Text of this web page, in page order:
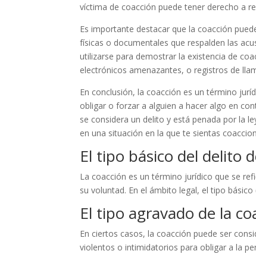
víctima de coacción puede tener derecho a
Es importante destacar que la coacción
físicas o documentales que respalden las
utilizarse para demostrar la existencia de
electrónicos amenazantes, o registros de
En conclusión, la coacción es un término
obligar o forzar a alguien a hacer algo en
se considera un delito y está penada por la
en una situación en la que te sientas
El tipo básico del delito
La coacción es un término jurídico que se
su voluntad. En el ámbito legal, el tipo
El tipo agravado de la
En ciertos casos, la coacción puede ser
violentos o intimidatorios para obligar a la